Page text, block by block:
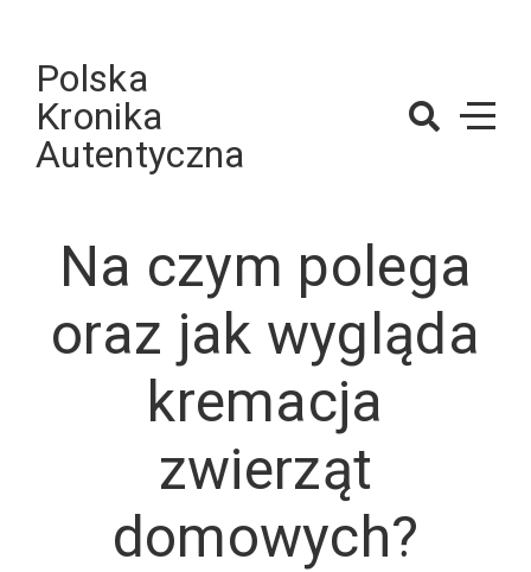
contentPolska
Kronika
Autentyczna
Na czym polega
oraz jak wygląda
kremacja
zwierząt
domowych?